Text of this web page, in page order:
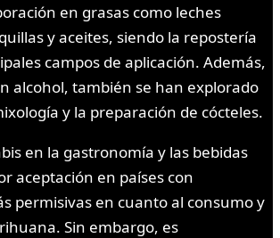
en grasas como leches
y aceites, siendo la repostería
campos de aplicación. Además,
alcohol, también se han explorado
y la preparación de cócteles.
en la gastronomía y las bebidas
aceptación en países con
permisivas en cuanto al consumo y
Sin embargo, es